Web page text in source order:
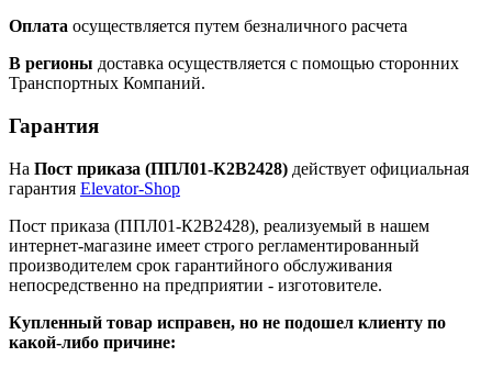
Оплата осуществляется путем безналичного расчета
В регионы доставка осуществляется с помощью сторонних
Транспортных Компаний.
Гарантия
На Пост приказа (ППЛ01-К2В2428) действует официальная
гарантия Elevator-Shop
Пост приказа (ППЛ01-К2В2428), реализуемый в нашем
интернет-магазине имеет строго регламентированный
производителем срок гарантийного обслуживания
непосредственно на предприятии - изготовителе.
Купленный товар исправен, но не подошел клиенту по
какой-либо причине: